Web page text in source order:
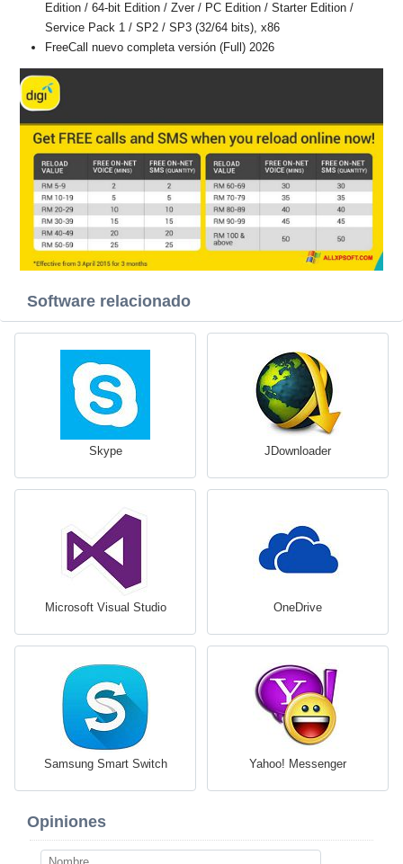
Edition / 64-bit Edition / Zver / PC Edition / Starter Edition /
Service Pack 1 / SP2 / SP3 (32/64 bits), x86
FreeCall nuevo completa versión (Full) 2026
Software relacionado
Skype JDownloader
Microsoft Visual Studio OneDrive
Samsung Smart Switch Yahoo! Messenger
Opiniones